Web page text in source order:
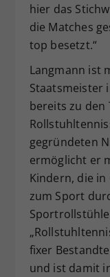
hier das
die Matches
top besetzt.“
Langmann ist
Staatsmeister
bereits zu den
gegründeten
ermöglicht er
Kindern, die
zum Sport
fixer
und ist damit